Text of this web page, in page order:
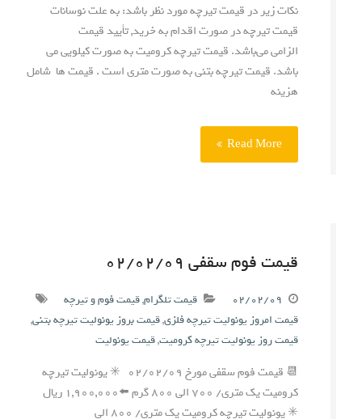
نکات زیر در قیمت تیرچه مورد نظر باشد: به علت نوسانات
قیمت تیرچه در صورت اقدام به خرید, تأیید قیمت
الزامی می‌باشد. قیمت تیرچه کرومیت به صورت کیلویی می
باشد. قیمت تیرچه بتنی به صورت متری است . قیمت ها شامل
هزینه
Read More
قیمت فوم سقفی ۰۲/۰۲/۰۹
۰۲/۰۲/۰۹ قیمت تلگرام,قیمت فوم و تیرچه
قیمت امروز یونولیت تیرچه فلزی,قیمت بروز یونولیت تیرچه بتنی,
قیمت روز یونولیت تیرچه کرومیت,قیمت یونولیت
📆 قیمت فوم سقفی مورخ ۰۲/۰۲/۰۹ ✳️ یونولیت تیرچه
کرومیت یک متری/ ۷۰۰ الی ۸۰۰ گرم ⬅️۱,۹۰۰,۰۰۰ ریال
✳️ یونولیت تیرچه کرومیت یک متری/ ۸۰۰ الی